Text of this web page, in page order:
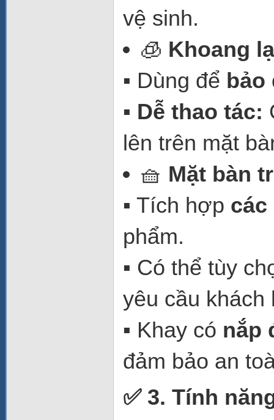
vệ sinh.
🧊 Khoang
▪️ Dùng để bảo
▪️ Dễ thao tác:
lên trên mặt
🧺 Mặt bàn
▪️ Tích hợp các
phẩm.
▪️ Có thể tùy
yêu cầu khách
▪️ Khay có nắp
đảm bảo an
✅ 3. Tính